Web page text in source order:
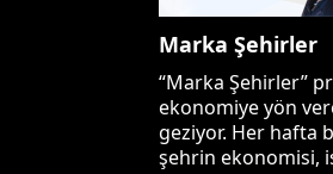
Marka Şehirler
“Marka Şehirler”
ekonomiye yön
geziyor. Her hafta
şehrin ekonomisi,